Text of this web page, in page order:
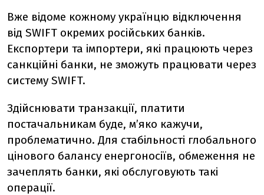
Вже відоме кожному українцю відключення
від SWIFT окремих російських банків.
Експортери та імпортери, які працюють через
санкційні банки, не зможуть працювати через
систему SWIFT.
Здійснювати транзакції, платити
постачальникам буде, м’яко кажучи,
проблематично. Для стабільності глобального
цінового балансу енергоносіїв, обмеження не
зачеплять банки, які обслуговують такі
операції.